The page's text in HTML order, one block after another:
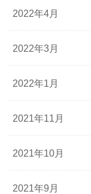
2022年4月
2022年3月
2022年1月
2021年11月
2021年10月
2021年9月